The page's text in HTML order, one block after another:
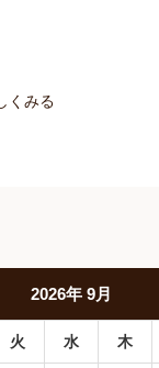
くみる
2026年9月
火 水 木